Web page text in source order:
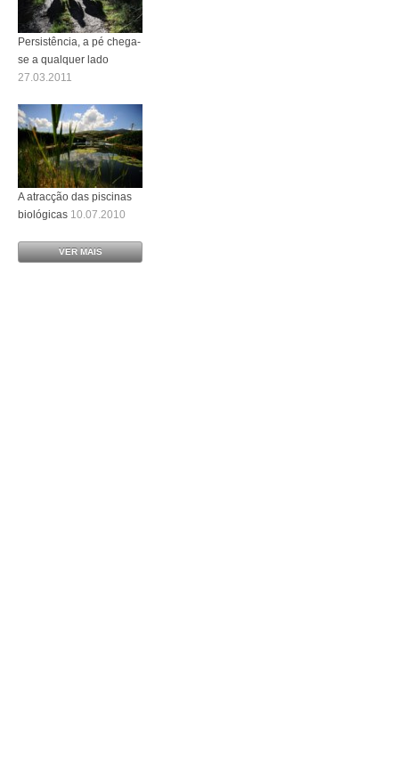
Persistência, a pé chega-
se a qualquer lado
27.03.2011
A atracção das piscinas
biológicas 10.07.2010
VER MAIS